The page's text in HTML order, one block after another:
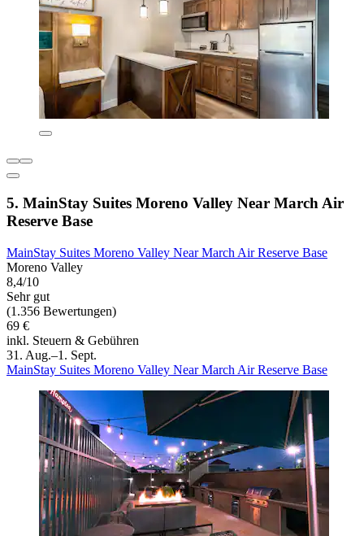
5. MainStay Suites Moreno Valley Near March Air
Reserve Base
MainStay Suites Moreno Valley Near March Air Reserve Base
Moreno Valley
8,4/10
Sehr gut
(1.356 Bewertungen)
69 €
inkl. Steuern & Gebühren
31. Aug.–1. Sept.
MainStay Suites Moreno Valley Near March Air Reserve Base